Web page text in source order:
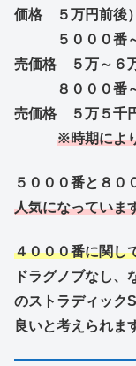
価格 ５万円前後）
５０００
売価格 ５万～６
８０００番
売価格 ５万５千
※時期によ
５０００番と８０
人気になっていま
４０００番に関し
ドラグノブなし
のストラディック
良いと考えられま